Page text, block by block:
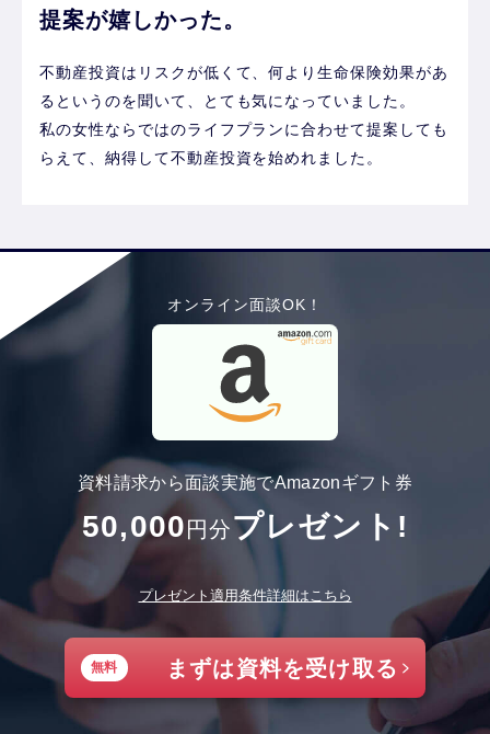
提案が嬉しかった。
不動産投資はリスクが低くて、何より生命保険効果があ
るというのを聞いて、とても気になっていました。
私の女性ならではのライフプランに合わせて提案しても
らえて、納得して不動産投資を始めれました。
オンライン面談OK！
資料請求から面談実施でAmazonギフト券
50,000 円分プレゼント!
プレゼント適用条件詳細はこちら
無料 まずは資料を受け取る